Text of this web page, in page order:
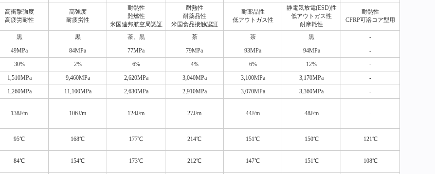
高衝撃強度
高疲労耐性
高強度
耐疲労性
耐熱性
難燃性
米国連邦航空局認証
耐熱性
耐薬品性
米国食品接触認証
耐薬品性
低アウトガス性
静電気放電(ESD)性
低アウトガス性
耐摩耗性
耐熱性
CFRP可溶コア型用
黒 黒 茶、黒 茶 茶 黒
-
49MPa 84MPa 77MPa 79MPa 93MPa 94MPa
-
30% 2% 6% 4% 6% 12%
-
1,510MPa 9,460MPa 2,620MPa 3,040MPa 3,100MPa 3,170MPa
-
1,260MPa 11,100MPa 2,630MPa 2,910MPa 3,070MPa 3,360MPa
-
138J/m 106J/m 124J/m 27J/m 44J/m 48J/m -
95℃ 168℃ 177℃ 214℃ 151℃ 150℃ 121℃
84℃ 154℃ 173℃ 212℃ 147℃ 151℃ 108℃